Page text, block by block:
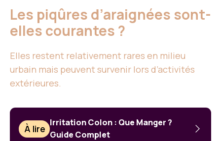
Les piqûres d’araignées sont-
elles courantes ?
Elles restent relativement rares en milieu
urbain mais peuvent survenir lors d’activités
extérieures.
À lire
Irritation Colon : Que Manger ?
Guide Complet